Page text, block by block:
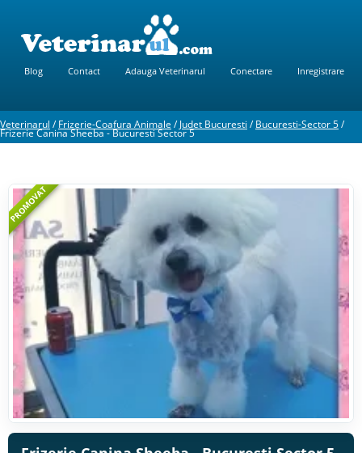
Blog Contact Adauga Veterinarul Conectare Inregistrare
Veterinarul /Frizerie-Coafura Animale /Judet Bucuresti /Bucuresti-Sector 5/
Frizerie Canina Sheeba - Bucuresti Sector 5
PROMOVAT